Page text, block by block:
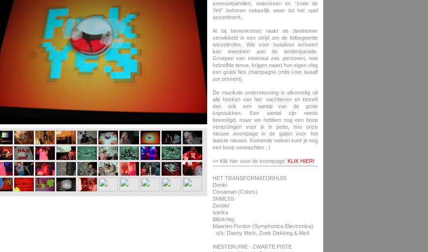
sneeuwbalrollen, wakvissen en “zoek de
Yeti” behoren natuurlijk weer tot het spel
assortiment.
Al bij binnenkomst raakt de deelnemer
verwikkeld in een strijd om de felbegeerde
wisseltrofee. Wie voor twaalven arriveert
kan meedoen aan de landenparade.
Groepen van minimaal zes personen, met
hetzelfde tenue, krijgen naast hun eigen vlag
een gratis fles champagne (mits voor twaalf
uur present).
De muzikale ondersteuning is afkomstig uit
alle hoeken van het nachtleven en betreft
dan ook een aantal van de grote
kopstukken. Een aantal zijn reeds
bevestigd, maar we hebben nog een hoop
verassingen voor je in petto, hou onze
nieuwe eventpage in de gaten voor het
laatste nieuws. Komende weken kunt je nog
een hoop verwachten ; )
>> Klik hier voor de eventpage: KLIK HIER!
HET TRANSFORMATORHUIS
Dimitri
Cinnaman (Colors)
SHMLSS
Zender
wanka
Blitzkrieg
Maarten Pordon (Symphonica Electronica)
vj’s: Danny Merk, Zoek Dekking & Mixil
WESTERUNIE - ZWARTE PISTE